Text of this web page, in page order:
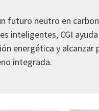
futuro neutro en
inteligentes, CGI ayuda
energética y alcanzar
integrada.